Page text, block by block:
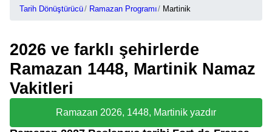
Tarih Dönüştürücü Ramazan Programı Martinik
2026 ve farklı şehirlerde
Ramazan 1448, Martinik Namaz
Vakitleri
Ramazan 2026, 1448, Martinik yazdır